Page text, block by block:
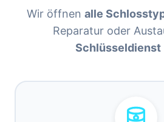
Wir öffnen alle
Reparatur oder
Schlüsseldienst